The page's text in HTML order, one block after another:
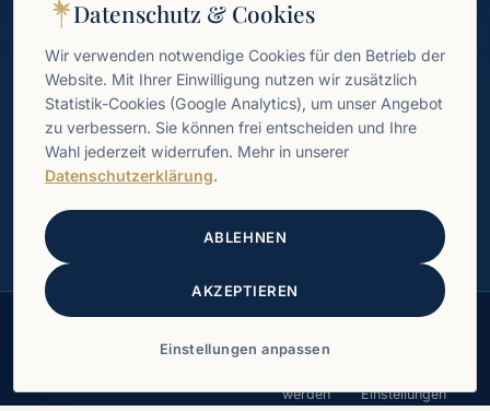
Spendenkonto
HypoVereinsbank
IBAN DE58 1002 0890 0045 5584 60
Weberbank
IBAN DE13 1012 0100 1004 0541 59
BIC WELADED1WBB
Gemeinnützig & steuerlich anerkannt
werden
Einstellungen
Datenschutz & Cookies
Wir verwenden notwendige Cookies für den Betrieb der
Website. Mit Ihrer Einwilligung nutzen wir zusätzlich
Statistik-Cookies (Google Analytics), um unser Angebot
zu verbessern. Sie können frei entscheiden und Ihre
Wahl jederzeit widerrufen. Mehr in unserer
Datenschutzerklärung.
ABLEHNEN
AKZEPTIEREN
Einstellungen anpassen